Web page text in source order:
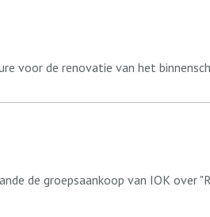
voor de renovatie van het
de groepsaankoop van IOK over